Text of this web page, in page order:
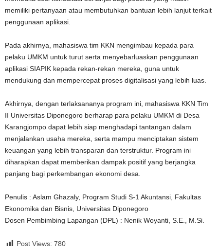
memiliki pertanyaan atau membutuhkan bantuan lebih lanjut terkait
penggunaan aplikasi.
Pada akhirnya, mahasiswa tim KKN mengimbau kepada para
pelaku UMKM untuk turut serta menyebarluaskan penggunaan
aplikasi SIAPIK kepada rekan-rekan mereka, guna untuk
mendukung dan mempercepat proses digitalisasi yang lebih luas.
Akhirnya, dengan terlaksananya program ini, mahasiswa KKN Tim
II Universitas Diponegoro berharap para pelaku UMKM di Desa
Karangjompo dapat lebih siap menghadapi tantangan dalam
menjalankan usaha mereka, serta mampu menciptakan sistem
keuangan yang lebih transparan dan terstruktur. Program ini
diharapkan dapat memberikan dampak positif yang berjangka
panjang bagi perkembangan ekonomi desa.
Penulis : Aslam Ghazaly, Program Studi S-1 Akuntansi, Fakultas
Ekonomika dan Bisnis, Universitas Diponegoro
Dosen Pembimbing Lapangan (DPL) : Nenik Woyanti, S.E., M.Si.
Post Views: 780